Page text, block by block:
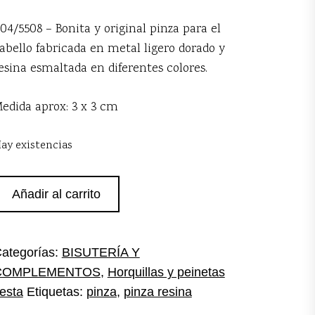
5508 – Bonita y original pinza para el
fabricada en metal ligero dorado y
esmaltada en diferentes colores.
aprox: 3 x 3 cm
existencias
Añadir al carrito
BISUTERÍA Y
, Horquillas y peinetas
Etiquetas: pinza, pinza resina